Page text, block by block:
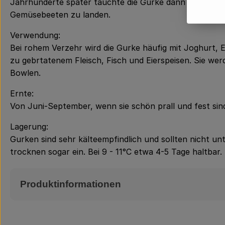
Gemüsebeeten zu landen.
Verwendung:
Bei rohem Verzehr wird die Gurke häufig mit Joghurt,
zu gebrtatenem Fleisch, Fisch und Eierspeisen. Sie
Bowlen.
Ernte:
Von Juni-September, wenn sie schön prall und fest
Lagerung:
Gurken sind sehr kälteempfindlich und sollten nicht
trocknen sogar ein. Bei 9 - 11°C etwa 4-5 Tage haltbar.
Produktinformationen